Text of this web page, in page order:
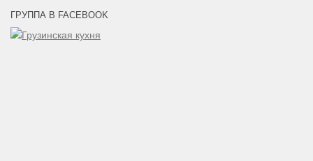
ГРУППА В FACEBOOK